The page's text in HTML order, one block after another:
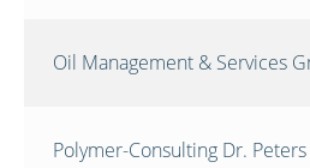
Oil Management & Services
Polymer-Consulting Dr. Peters